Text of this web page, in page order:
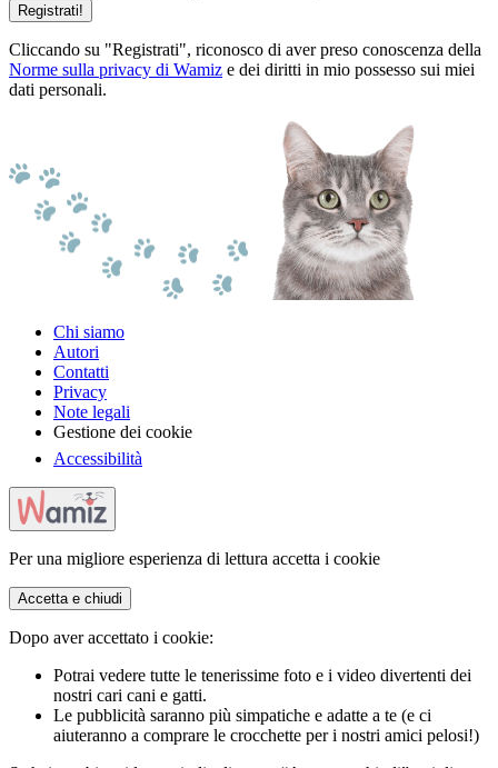
Registrati!
Cliccando su "Registrati", riconosco di aver preso conoscenza della
Norme sulla privacy di Wamiz e dei diritti in mio possesso sui miei
dati personali.
Chi siamo
Autori
Contatti
Privacy
Note legali
Gestione dei cookie
Accessibilità
Per una migliore esperienza di lettura accetta i cookie
Accetta e chiudi
Dopo aver accettato i cookie:
Potrai vedere tutte le tenerissime foto e i video divertenti dei
nostri cari cani e gatti.
Le pubblicità saranno più simpatiche e adatte a te (e ci
aiuteranno a comprare le crocchette per i nostri amici pelosi!)